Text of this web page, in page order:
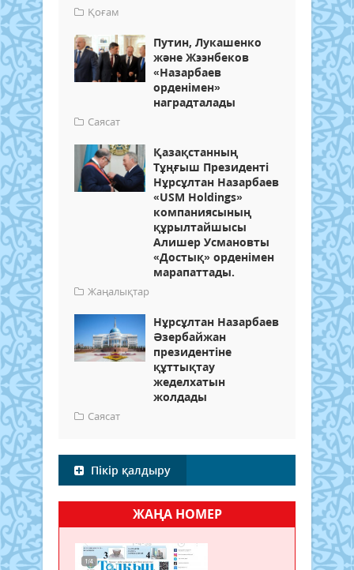
Қоғам
Путин, Лукашенко
және Жээнбеков
«Назарбаев
орденімен»
наградталады
Саясат
Қазақстанның
Тұңғыш Президенті
Нұрсұлтан Назарбаев
«USM Holdings»
компаниясының
құрылтайшысы
Алишер Усмановты
«Достық» орденімен
марапаттады.
Жаңалықтар
Нұрсұлтан Назарбаев
Әзербайжан
президентіне
құттықтау
жеделхатын
жолдады
Саясат
Пікір қалдыру
ЖАҢА НОМЕР